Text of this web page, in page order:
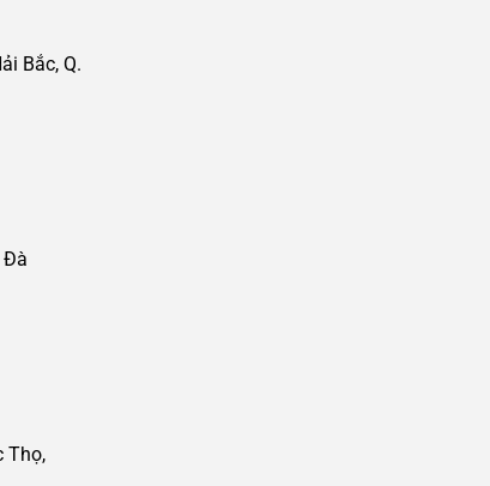
Bắc, Q.
Đà
Thọ,